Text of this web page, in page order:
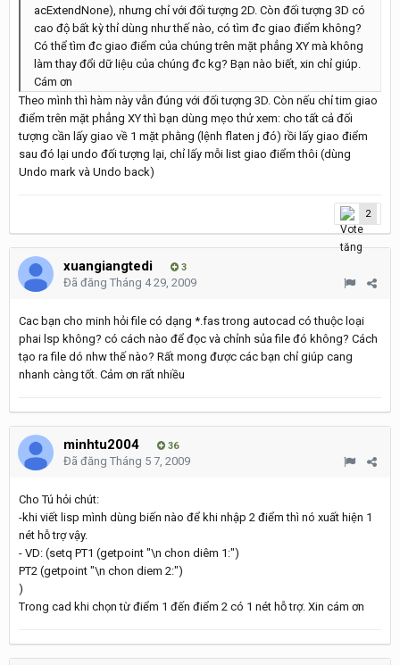
acExtendNone), nhưng chỉ với đối tượng 2D. Còn đối tượng 3D có
cao độ bất kỳ thỉ dùng như thế nào, có tìm đc giao điểm không?
Có thể tìm đc giao điểm của chúng trên mặt phẳng XY mà không
làm thay đổi dữ liệu của chúng đc kg? Bạn nào biết, xin chỉ giúp.
Cám ơn
Theo mình thì hàm này vẫn đúng với đối tượng 3D. Còn nếu chỉ tim giao
điểm trên mặt phẳng XY thì bạn dùng mẹo thử xem: cho tất cả đối
tượng cần lấy giao về 1 mặt phằng (lệnh flaten j đó) rồi lấy giao điểm
sau đó lại undo đối tượng lại, chỉ lấy mỗi list giao điểm thôi (dùng
Undo mark và Undo back)
2
xuangiangtedi 3
Đã đăng Tháng 4 29, 2009
Cac bạn cho minh hỏi file có dạng *.fas trong autocad có thuộc loại
phai lsp không? có cách nào để đọc và chỉnh sủa file đó không? Cách
tạo ra file dó nhw thế nào? Rất mong được các bạn chỉ giúp cang
nhanh càng tốt. Cảm ơn rất nhiều
minhtu2004 36
Đã đăng Tháng 5 7, 2009
Cho Tú hỏi chút:
-khi viết lisp mình dùng biến nào để khi nhập 2 điểm thì nó xuất hiện 1
nét hỗ trợ vậy.
- VD: (setq PT1 (getpoint "\n chon diêm 1:")
PT2 (getpoint "\n chon diem 2:")
)
Trong cad khi chọn từ điểm 1 đến điểm 2 có 1 nét hỗ trợ. Xin cám ơn